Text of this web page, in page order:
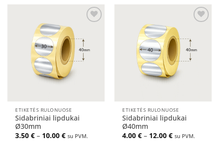
sąrašą
ETIKETĖS RULONUOSE
Sidabriniai lipdukai
Ø30mm
3.50€ – 10.00€Price
range:
su PVM.
sąrašą
ETIKETĖS RULONUOSE
Sidabriniai lipdukai
Ø40mm
4.00€ – 12.00€Price
range:
su PVM.